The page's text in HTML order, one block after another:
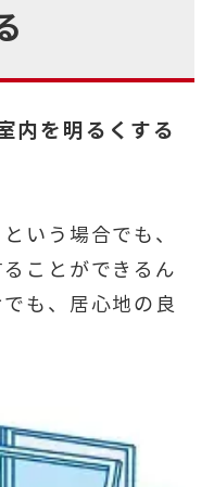
内を明るくする
いう場合でも、
ことができるん
も、居心地の良